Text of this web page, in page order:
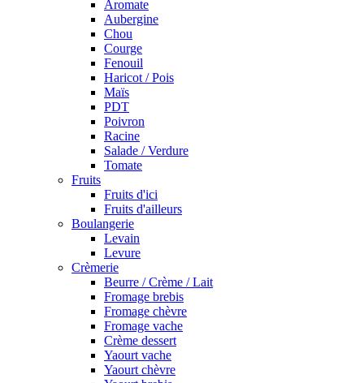
Aromate
Aubergine
Chou
Courge
Fenouil
Haricot / Pois
Maïs
PDT
Poivron
Racine
Salade / Verdure
Tomate
Fruits
Fruits d'ici
Fruits d'ailleurs
Boulangerie
Levain
Levure
Crèmerie
Beurre / Crème / Lait
Fromage brebis
Fromage chèvre
Fromage vache
Crème dessert
Yaourt vache
Yaourt chèvre